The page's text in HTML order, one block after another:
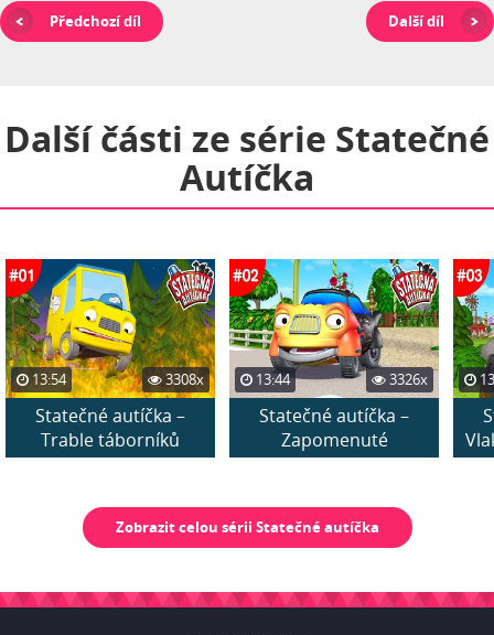
Předchozí díl Další díl
Další části ze série Statečné
Autíčka
13:54 3308x
Statečné autíčka –
Trable táborníků
13:44 3326x
Statečné autíčka –
Zapomenuté
narozeniny
Zobrazit celou sérii Statečné autíčka